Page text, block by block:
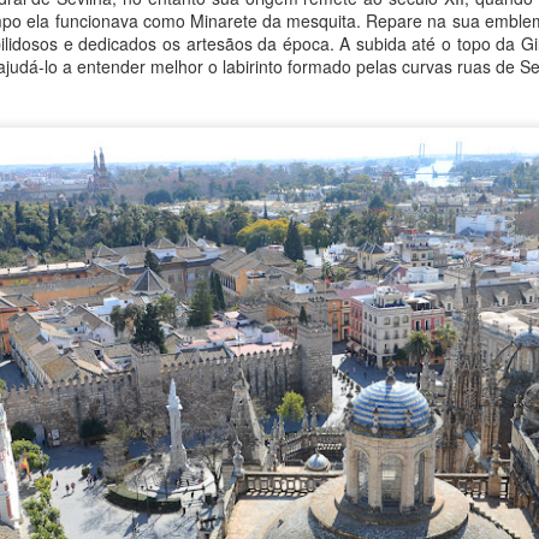
ela funcionava como Minarete da mesquita. Repare na sua
e dedicados os artesãos da época. A subida até o topo da
lo a entender melhor o labirinto formado pelas curvas ruas de
Zakopane, a estância polonesa nos Cárpatos
localizada aos pés dos Cárpatos, que ali servem de fronteira com
Tem atrações naturais e culturais para todos os gostos.
das estações de esqui que atraem milhões de visitantes no
a cidade conta ainda com spas e é a porta de entrada do
nacional que ocupa a floresta nos Tatras, como é conhecido o
mais alto dos Cárpatos no país.
Zakopane em bate-volta a partir de Cracóvia.
Świdnica e a Igreja da Paz
Świdnica (que se pronuncia aproximadamente chfidnítsa) é uma
cidade pequena de 55.000 habitantes situada na Baixa Silésia,
entra no roteiro dos visitantes na Polônia devido à surpreendente
da Paz, Patrimônio da Humanidade pela Unesco desde 2001.
dista 54 quilômetros de Wroclaw e o trem da operadora
DK leva pouco mais de uma hora no percurso.